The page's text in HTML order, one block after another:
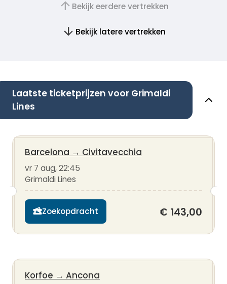
Bekijk eerdere vertrekken
Bekijk latere vertrekken
Laatste ticketprijzen voor Grimaldi
Lines
Barcelona → Civitavecchia
vr 7 aug, 22:45
Grimaldi Lines
Zoekopdracht € 143,00
Korfoe → Ancona